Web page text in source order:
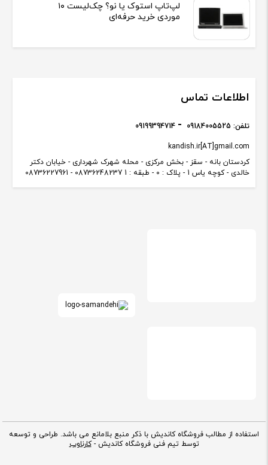
لپ‌تاپ استوک یا نو؟ چک‌لیست ۱۰
موردی خرید حرفه‌ای
اطلاعات تماس
کردستان بانه - سقز - بخش مرکزی - محله شهرک شهرداری - خیابان دکتر
خالدی - کوچه یاس 1 - پلاک : 0 - طبقه : 1 08736248237 - 08736227961
kandish.ir[AT]gmail.com
تلفن: 09184005525
09199394714
استفاده از مطالب فروشگاه کاندیش با ذکر منبع بلامانع می باشد. طراحی و توسعه
توسط تیم فنی فروشگاه کاندیش -کارناوب